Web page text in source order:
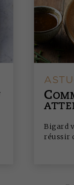
C
Bigard
réussir